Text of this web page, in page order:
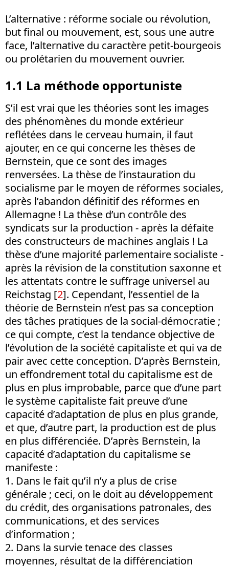
L’alternative : réforme sociale ou révolution,
but final ou mouvement, est, sous une autre
face, l’alternative du caractère petit-bourgeois
ou prolétarien du mouvement ouvrier.
1.1 La méthode opportuniste
S’il est vrai que les théories sont les images
des phénomènes du monde extérieur
reflétées dans le cerveau humain, il faut
ajouter, en ce qui concerne les thèses de
Bernstein, que ce sont des images
renversées. La thèse de l’instauration du
socialisme par le moyen de réformes sociales,
après l’abandon définitif des réformes en
Allemagne ! La thèse d’un contrôle des
syndicats sur la production - après la défaite
des constructeurs de machines anglais ! La
thèse d’une majorité parlementaire socialiste -
après la révision de la constitution saxonne et
les attentats contre le suffrage universel au
Reichstag [2]. Cependant, l’essentiel de la
théorie de Bernstein n’est pas sa conception
des tâches pratiques de la social-démocratie ;
ce qui compte, c’est la tendance objective de
l’évolution de la société capitaliste et qui va de
pair avec cette conception. D’après Bernstein,
un effondrement total du capitalisme est de
plus en plus improbable, parce que d’une part
le système capitaliste fait preuve d’une
capacité d’adaptation de plus en plus grande,
et que, d’autre part, la production est de plus
en plus différenciée. D’après Bernstein, la
capacité d’adaptation du capitalisme se
manifeste :
1. Dans le fait qu’il n’y a plus de crise
générale ; ceci, on le doit au développement
du crédit, des organisations patronales, des
communications, et des services
d’information ;
2. Dans la survie tenace des classes
moyennes, résultat de la différenciation